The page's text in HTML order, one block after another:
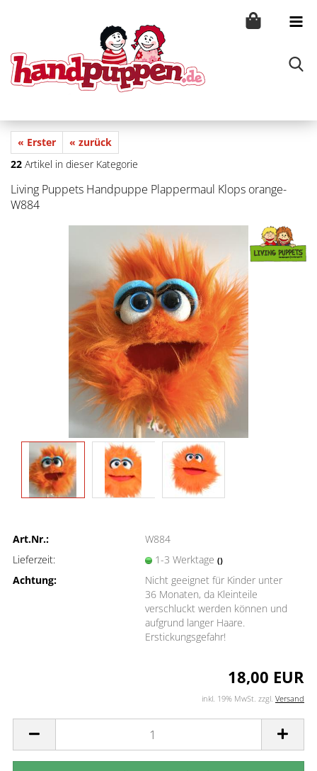
« Erster
« zurück
22 Artikel in dieser Kategorie
Living Puppets Handpuppe Plappermaul Klops orange-
W884
Art.Nr.:
W884
Lieferzeit:
1-3 Werktage ()
Achtung:
Nicht geeignet für Kinder unter
36 Monaten, da Kleinteile
verschluckt werden können und
aufgrund langer Haare.
Erstickungsgefahr!
18,00 EUR
inkl. 19% MwSt. zzgl. Versand